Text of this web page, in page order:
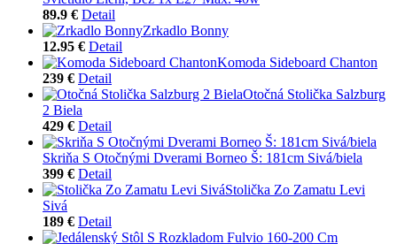
89.9 € Detail
Zrkadlo Bonny
12.95 € Detail
Komoda Sideboard Chanton
239 € Detail
Otočná Stolička Salzburg
2 Biela
429 € Detail
Skriňa S Otočnými Dverami Borneo Š: 181cm Sivá/biela
399 € Detail
Stolička Zo Zamatu Levi
Sivá
189 € Detail